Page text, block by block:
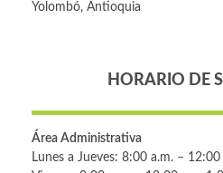
Yolombó, Antioquia
HORARIO DE
Área Administrativa
Lunes a Jueves: 8:00 a.m. –